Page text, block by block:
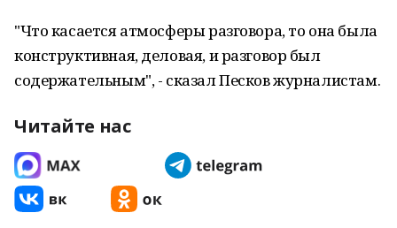
"Что касается атмосферы разговора, то она была
конструктивная, деловая, и разговор был
содержательным", - сказал Песков журналистам.
Читайте нас